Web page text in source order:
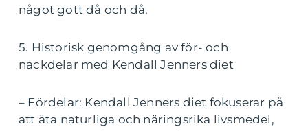
något gott då och då.
5. Historisk genomgång av för- och
nackdelar med Kendall Jenners diet
– Fördelar: Kendall Jenners diet fokuserar på
att äta naturliga och näringsrika livsmedel,